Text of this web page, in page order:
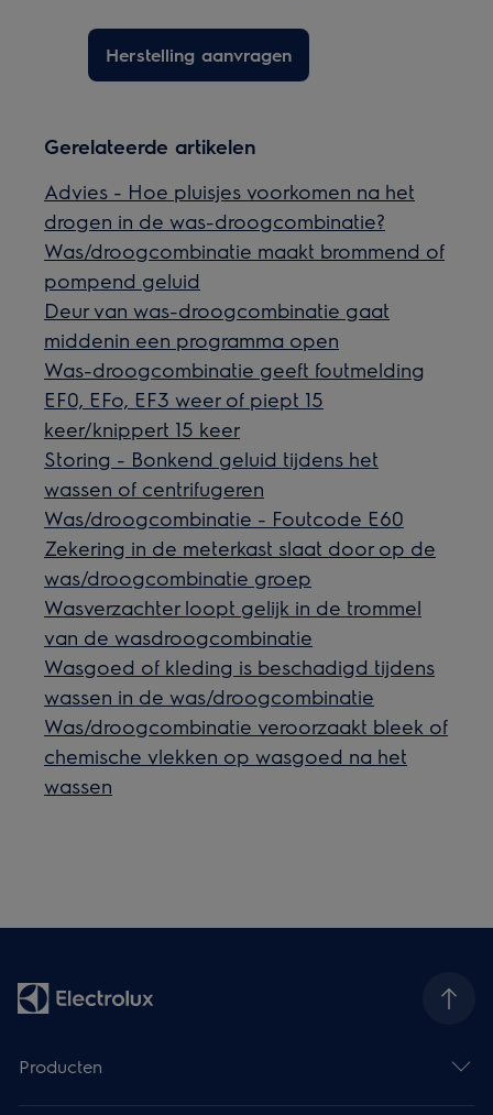
Herstelling aanvragen
Gerelateerde artikelen
Advies - Hoe pluisjes voorkomen na het
drogen in de was-droogcombinatie?
Was/droogcombinatie maakt brommend of
pompend geluid
Deur van was-droogcombinatie gaat
middenin een programma open
Was-droogcombinatie geeft foutmelding
EF0, EFo, EF3 weer of piept 15
keer/knippert 15 keer
Storing - Bonkend geluid tijdens het
wassen of centrifugeren
Was/droogcombinatie - Foutcode E60
Zekering in de meterkast slaat door op de
was/droogcombinatie groep
Wasverzachter loopt gelijk in de trommel
van de wasdroogcombinatie
Wasgoed of kleding is beschadigd tijdens
wassen in de was/droogcombinatie
Was/droogcombinatie veroorzaakt bleek of
chemische vlekken op wasgoed na het
wassen
Producten